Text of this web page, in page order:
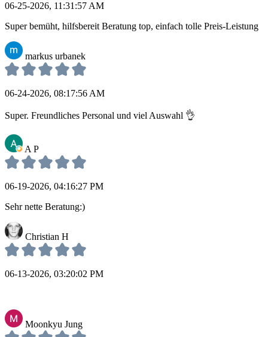
06-25-2026, 11:31:57 AM
Super bemüht, hilfsbereit Beratung top, einfach tolle Preis-Leistung
markus urbanek
06-24-2026, 08:17:56 AM
Super. Freundliches Personal und viel Auswahl 👌
A P
06-19-2026, 04:16:27 PM
Sehr nette Beratung:)
Christian H
06-13-2026, 03:20:02 PM
Moonkyu Jung